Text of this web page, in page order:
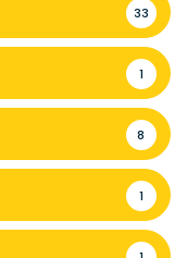
33
1
8
1